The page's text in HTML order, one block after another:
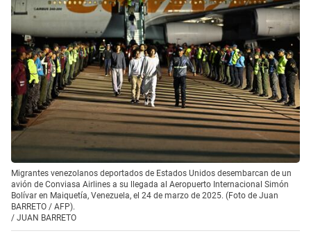
Migrantes venezolanos deportados de Estados Unidos desembarcan de un
avión de Conviasa Airlines a su llegada al Aeropuerto Internacional Simón
Bolívar en Maiquetía, Venezuela, el 24 de marzo de 2025. (Foto de Juan
BARRETO / AFP).
/ JUAN BARRETO